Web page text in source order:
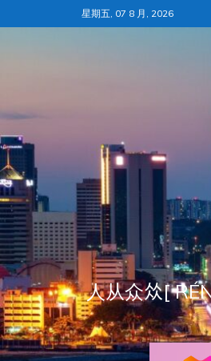
至
星期五, 07 8 月, 2026
人从众𠈌[